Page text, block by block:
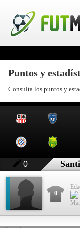
Puntos y
Consulta los puntos y
0
0